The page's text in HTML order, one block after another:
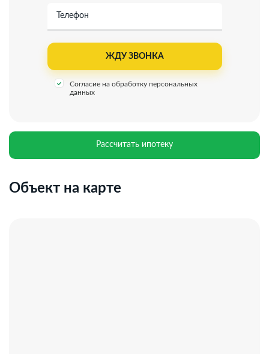
Телефон
Согласие на обработку персональных
данных
Рассчитать ипотеку
Объект на карте